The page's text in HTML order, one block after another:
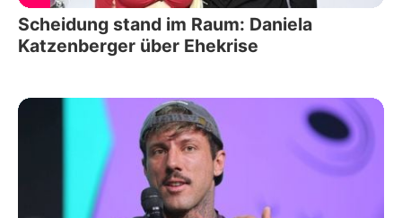
Scheidung stand im Raum: Daniela
Katzenberger über Ehekrise